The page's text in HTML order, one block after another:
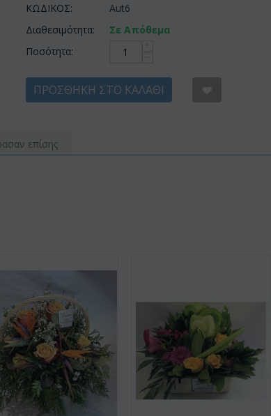
ΚΩΔΙΚΟΣ:
Aut6
Διαθεσιμότητα:
Σε Απόθεμα
Ποσότητα:
ΠΡΟΣΘΉΚΗ ΣΤΟ ΚΑΛΆΘΙ
επίσης